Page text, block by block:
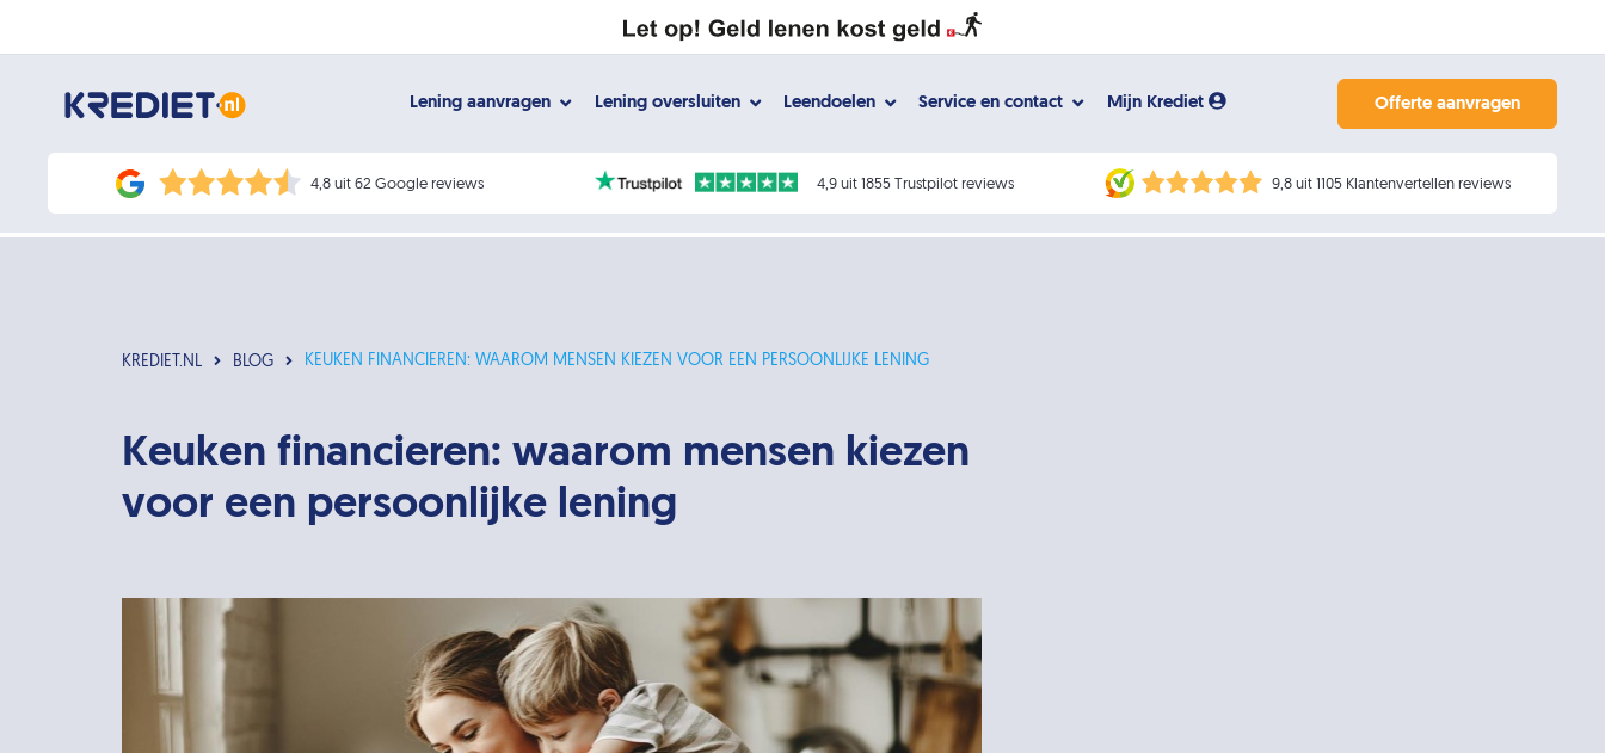
Lening aanvragen Lening oversluiten Leendoelen Service en contact Mijn Krediet Offerte aanvragen
4,8 uit 62 Google reviews 4,9 uit 1855 Trustpilot reviews 9,8 uit 1105 Klantenvertellen reviews
KREDIET.NL BLOG KEUKEN FINANCIEREN: WAAROM MENSEN KIEZEN VOOR EEN PERSOONLIJKE LENING
Keuken financieren: waarom mensen kiezen
voor een persoonlijke lening